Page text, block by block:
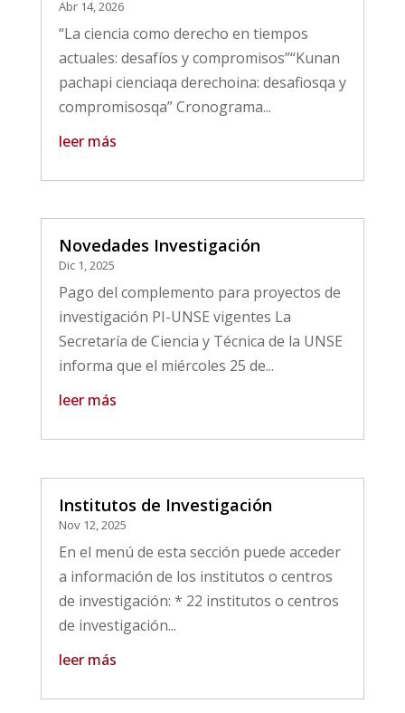
Abr 14, 2026
“La ciencia como derecho en tiempos
actuales: desafíos y compromisos”“Kunan
pachapi cienciaqa derechoina: desafiosqa y
compromisosqa” Cronograma...
leer más
Novedades Investigación
Dic 1, 2025
Pago del complemento para proyectos de
investigación PI-UNSE vigentes La
Secretaría de Ciencia y Técnica de la UNSE
informa que el miércoles 25 de...
leer más
Institutos de Investigación
Nov 12, 2025
En el menú de esta sección puede acceder
a información de los institutos o centros
de investigación: * 22 institutos o centros
de investigación...
leer más